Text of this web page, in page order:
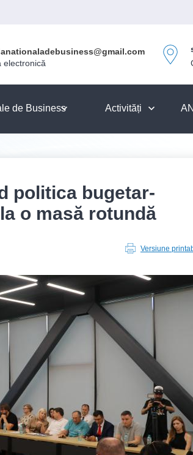
electronică
de Business Activități
politica bugetar-
o masă rotundă
Versiune